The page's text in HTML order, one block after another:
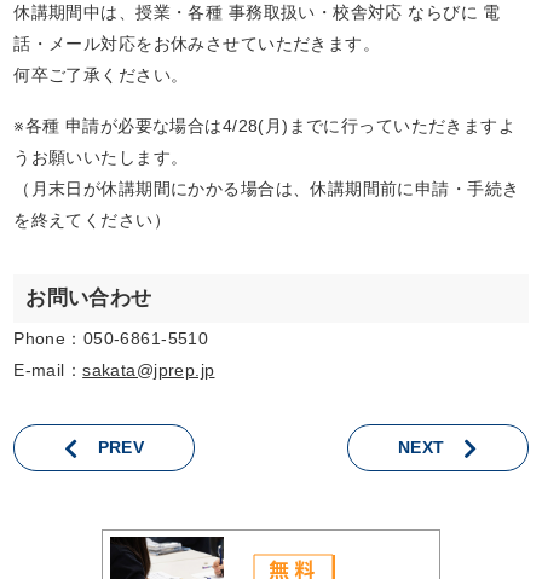
休講期間中は、授業・各種 事務取扱い・校舎対応 ならびに 電
話・メール対応をお休みさせていただきます。
何卒ご了承ください。
※各種 申請が必要な場合は4/28(月)までに行っていただきますよ
うお願いいたします。
（月末日が休講期間にかかる場合は、休講期間前に申請・手続き
を終えてください）
お問い合わせ
Phone：050-6861-5510
E-mail：sakata@jprep.jp
PREV NEXT